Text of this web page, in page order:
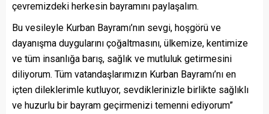
çevremizdeki herkesin bayramını paylaşalım.
Bu vesileyle Kurban Bayramı’nın sevgi, hoşgörü ve
dayanışma duygularını çoğaltmasını, ülkemize, kentimize
ve tüm insanlığa barış, sağlık ve mutluluk getirmesini
diliyorum. Tüm vatandaşlarımızın Kurban Bayramı’nı en
içten dileklerimle kutluyor, sevdiklerinizle birlikte sağlıklı
ve huzurlu bir bayram geçirmenizi temenni ediyorum”